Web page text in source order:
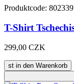
Produktcode: 802339
T-Shirt
299,00 CZK
st in den Warenkorb